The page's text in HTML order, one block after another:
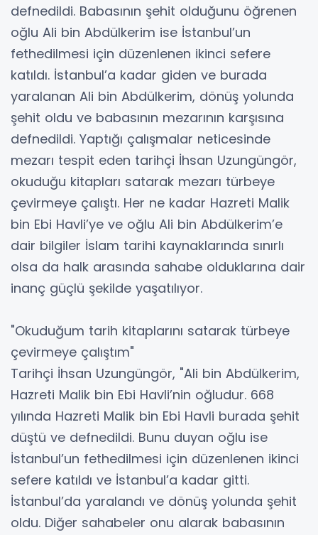
defnedildi. Babasının şehit olduğunu öğrenen
oğlu Ali bin Abdülkerim ise İstanbul’un
fethedilmesi için düzenlenen ikinci sefere
katıldı. İstanbul’a kadar giden ve burada
yaralanan Ali bin Abdülkerim, dönüş yolunda
şehit oldu ve babasının mezarının karşısına
defnedildi. Yaptığı çalışmalar neticesinde
mezarı tespit eden tarihçi İhsan Uzungüngör,
okuduğu kitapları satarak mezarı türbeye
çevirmeye çalıştı. Her ne kadar Hazreti Malik
bin Ebi Havli’ye ve oğlu Ali bin Abdülkerim’e
dair bilgiler İslam tarihi kaynaklarında sınırlı
olsa da halk arasında sahabe olduklarına dair
inanç güçlü şekilde yaşatılıyor.
"Okuduğum tarih kitaplarını satarak türbeye
çevirmeye çalıştım"
Tarihçi İhsan Uzungüngör, "Ali bin Abdülkerim,
Hazreti Malik bin Ebi Havli’nin oğludur. 668
yılında Hazreti Malik bin Ebi Havli burada şehit
düştü ve defnedildi. Bunu duyan oğlu ise
İstanbul’un fethedilmesi için düzenlenen ikinci
sefere katıldı ve İstanbul’a kadar gitti.
İstanbul’da yaralandı ve dönüş yolunda şehit
oldu. Diğer sahabeler onu alarak babasının